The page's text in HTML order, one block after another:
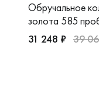
Обручальное
золота 585
31 248 ₽ 39